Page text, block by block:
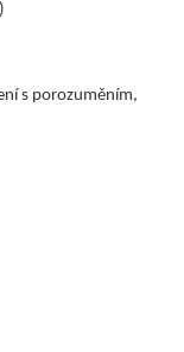
s porozuměním,